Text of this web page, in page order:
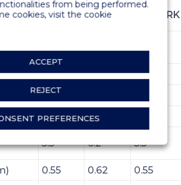
3300BR 3800BR 3300BRK
(m) 3.0 3.5
3.0
1.0
1.29 1.96
5.5 6.2 5.5
0.55 0.62
0.55
from being performed.
cookies, visit the cookie
ACCEPT
REJECT
PREFERENCES